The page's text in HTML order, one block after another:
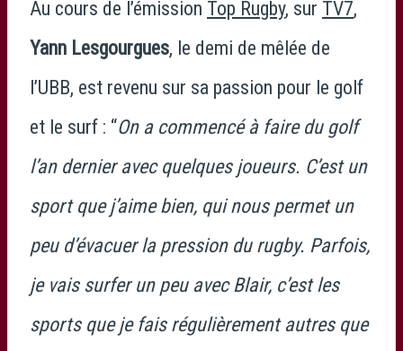
Au cours de l’émission Top Rugby, sur TV7,
Yann Lesgourgues, le demi de mêlée de
l’UBB, est revenu sur sa passion pour le golf
et le surf : “On a commencé à faire du golf
l’an dernier avec quelques joueurs. C’est un
sport que j’aime bien, qui nous permet un
peu d’évacuer la pression du rugby. Parfois,
je vais surfer un peu avec Blair, c’est les
sports que je fais régulièrement autres que